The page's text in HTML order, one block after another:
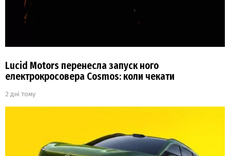
Lucid Motors перенесла запуск ного
електрокросовера Cosmos: коли чекати
2 дні тому